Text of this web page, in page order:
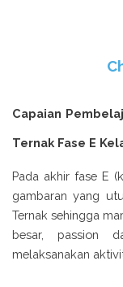
Capaian
Ternak Fase E
Pada akhir fase E
gambaran yang
Ternak sehingga
besar, passion
melaksanakan